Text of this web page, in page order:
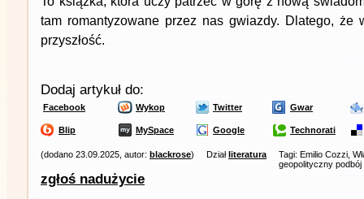
tam romantyzowane przez nas gwiazdy. Dlatego, że
przyszłość.
Dodaj artykuł do:
Facebook Wykop Twitter Gwar
Blip MySpace Google Technorati
(dodano 23.09.2025, autor: blackrose) Działliteratura
Tagi: Emilio Cozzi,
geopolityczny
zgłoś nadużycie